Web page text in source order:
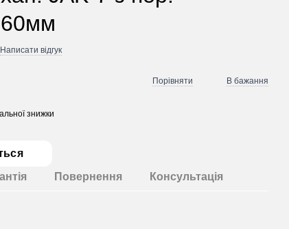
Написати відгук
Порівняти В бажання
знижки
Повернення Консультація